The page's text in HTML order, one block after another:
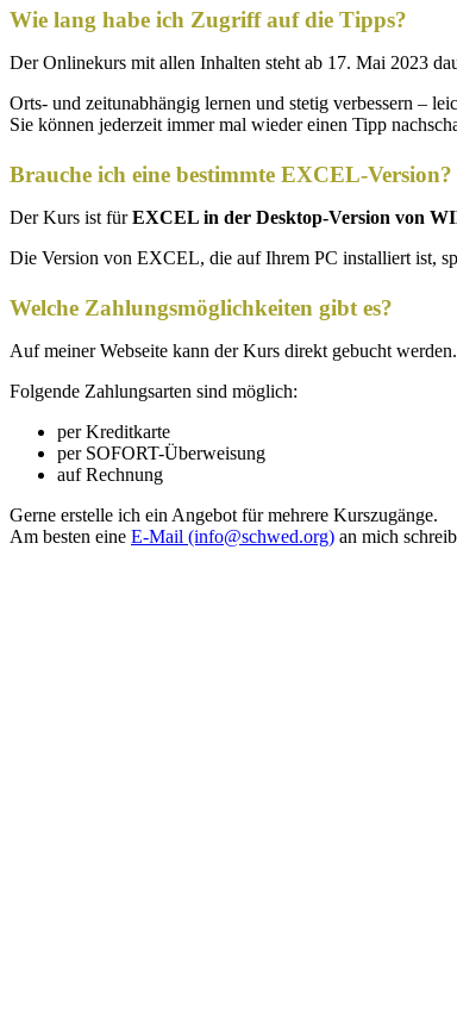
Wie lang habe ich Zugriff auf die Tipps?
Der Onlinekurs mit allen Inhalten steht ab 17. Mai 2023
Orts- und zeitunabhängig lernen und stetig verbessern –
Sie können jederzeit immer mal wieder einen Tipp
Brauche ich eine bestimmte EXCEL-Version?
Der Kurs ist fürEXCEL in der Desktop-Version von
Die Version von EXCEL, die auf Ihrem PC installiert ist,
Welche Zahlungsmöglichkeiten gibt es?
Auf meiner Webseite kann der Kurs direkt gebucht werden.
Folgende Zahlungsarten sind möglich:
per Kreditkarte
per SOFORT-Überweisung
auf Rechnung
Gerne erstelle ich ein Angebot für mehrere Kurszugänge.
Am besten eine E-Mail (info@schwed.org) an mich